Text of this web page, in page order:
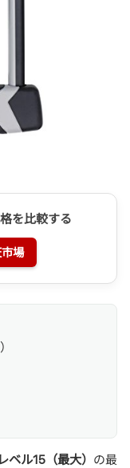
を比較する
場
ベル15（最大） の最